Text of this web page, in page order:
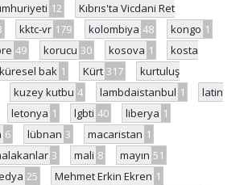
12
Kıbrıs'ta Vicdani Ret
kktc-vr 179 kolombiya 48 kongo 1
49 korucu 30 kosova 1
kosta
küresel bak 1 Kürt 317
kurtuluş
kuzey kutbu 4 lambdaistanbul 1
latin
letonya 1 lgbti 40 liberya 1
6 lübnan 3 macaristan 1
3 mali 8 mayın 51
25 Mehmet Erkin Ekren 1